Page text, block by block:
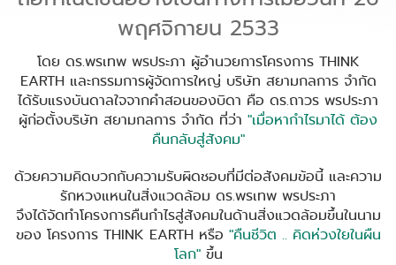
พฤศจิกายน 2533
โดย ดร.พรเทพ พรประภา ผู้อำนวยการโครงการ THINK
EARTH และกรรมการผู้จัดการใหญ่ บริษัท สยามกลการ จำกัด
ได้รับแรงบันดาลใจจากคำสอนของบิดา คือ ดร.ถาวร พรประภา
ผู้ก่อตั้งบริษัท สยามกลการ จำกัด ที่ว่า "เมื่อหากำไรมาได้ ต้อง
คืนกลับสู่สังคม"
ด้วยความคิดบวกกับความรับผิดชอบที่มีต่อสังคมข้อนี้ และความ
รักหวงแหนในสิ่งแวดล้อม ดร.พรเทพ พรประภา
จึงได้จัดทำโครงการคืนกำไรสู่สังคมในด้านสิ่งแวดล้อมขึ้นในนาม
ของ โครงการ THINK EARTH หรือ "คืนชีวิต .. คิดห่วงใยในผืน
โลก"ขึ้น